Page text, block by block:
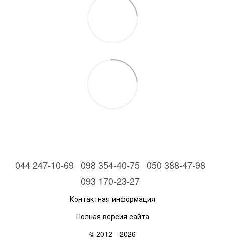
044 247-10-69 098 354-40-75 050 388-47-98
093 170-23-27
Контактная информация
Полная версия сайта
© 2012—2026